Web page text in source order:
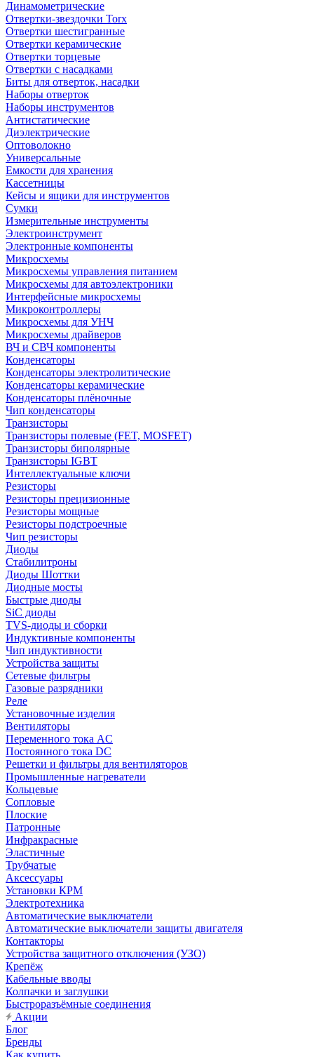
Динамометрические
Отвертки-звездочки Torx
Отвертки шестигранные
Отвертки керамические
Отвертки торцевые
Отвертки с насадками
Биты для отверток, насадки
Наборы отверток
Наборы инструментов
Антистатические
Диэлектрические
Оптоволокно
Универсальные
Емкости для хранения
Кассетницы
Кейсы и ящики для инструментов
Сумки
Измерительные инструменты
Электроинструмент
Электронные компоненты
Микросхемы
Микросхемы управления питанием
Микросхемы для автоэлектроники
Интерфейсные микросхемы
Микроконтроллеры
Микросхемы для УНЧ
Микросхемы драйверов
ВЧ и СВЧ компоненты
Конденсаторы
Конденсаторы электролитические
Конденсаторы керамические
Конденсаторы плёночные
Чип конденсаторы
Транзисторы
Транзисторы полевые (FET, MOSFET)
Транзисторы биполярные
Транзисторы IGBT
Интеллектуальные ключи
Резисторы
Резисторы прецизионные
Резисторы мощные
Резисторы подстроечные
Чип резисторы
Диоды
Стабилитроны
Диоды Шоттки
Диодные мосты
Быстрые диоды
SiC диоды
TVS-диоды и сборки
Индуктивные компоненты
Чип индуктивности
Устройства защиты
Сетевые фильтры
Газовые разрядники
Реле
Установочные изделия
Вентиляторы
Переменного тока AC
Постоянного тока DC
Решетки и фильтры для вентиляторов
Промышленные нагреватели
Кольцевые
Сопловые
Плоские
Патронные
Инфракрасные
Эластичные
Трубчатые
Аксессуары
Установки КРМ
Электротехника
Автоматические выключатели
Автоматические выключатели защиты двигателя
Контакторы
Устройства защитного отключения (УЗО)
Крепёж
Кабельные вводы
Колпачки и заглушки
Быстроразъёмные соединения
Акции
Блог
Бренды
Как купить